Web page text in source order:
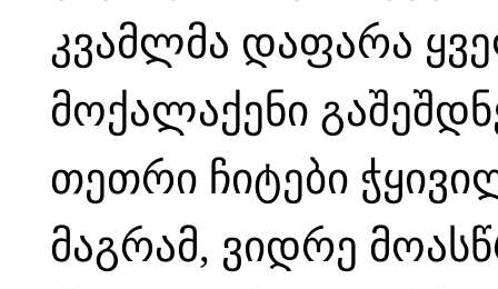
კვამლმა დაფარა
მოქალაქენი
თეთრი ჩიტები
მაგრამ, ვიდრე